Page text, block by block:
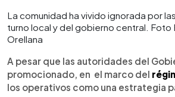
La comunidad ha vivido ignorada por
turno local y del gobierno central. Foto
Orellana
A pesar que las autoridades del
promocionado, en el marco del
los operativos como una estrategia